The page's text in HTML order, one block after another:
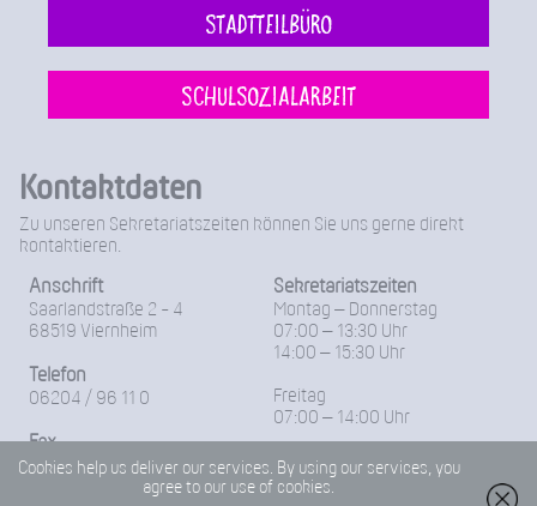
Stadtteilbüro
Schulsozialarbeit
Kontaktdaten
Zu unseren Sekretariatszeiten können Sie uns gerne direkt
kontaktieren.
Anschrift
Saarlandstraße 2 - 4
68519 Viernheim
Telefon
06204 / 96 11 0
Fax
06204-96 11 18
Sekretariatszeiten
Montag – Donnerstag
07:00 – 13:30 Uhr
14:00 – 15:30 Uhr
Freitag
07:00 – 14:00 Uhr
Cookies help us deliver our services. By using our services, you
agree to our use of cookies.